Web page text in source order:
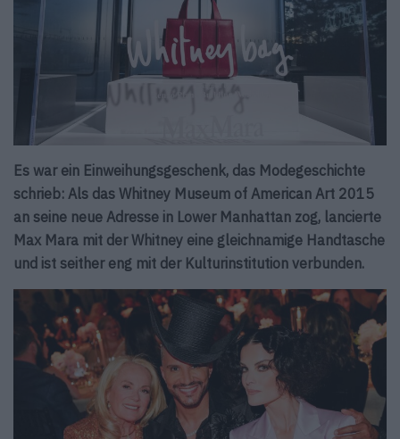
Es war ein Einweihungsgeschenk, das Modegeschichte
schrieb: Als das Whitney Museum of American Art 2015
an seine neue Adresse in Lower Manhattan zog, lancierte
Max Mara mit der Whitney eine gleichnamige Handtasche
und ist seither eng mit der Kulturinstitution verbunden.